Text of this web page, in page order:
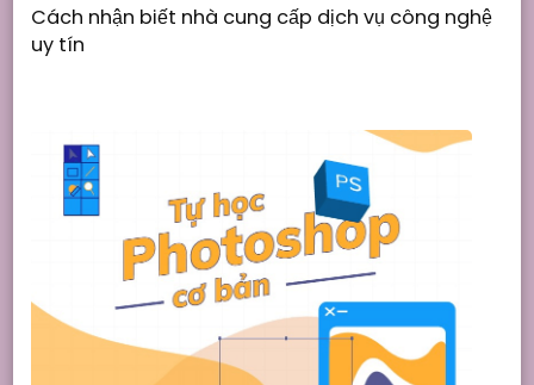
Cách nhận biết nhà cung cấp dịch vụ công nghệ
uy tín